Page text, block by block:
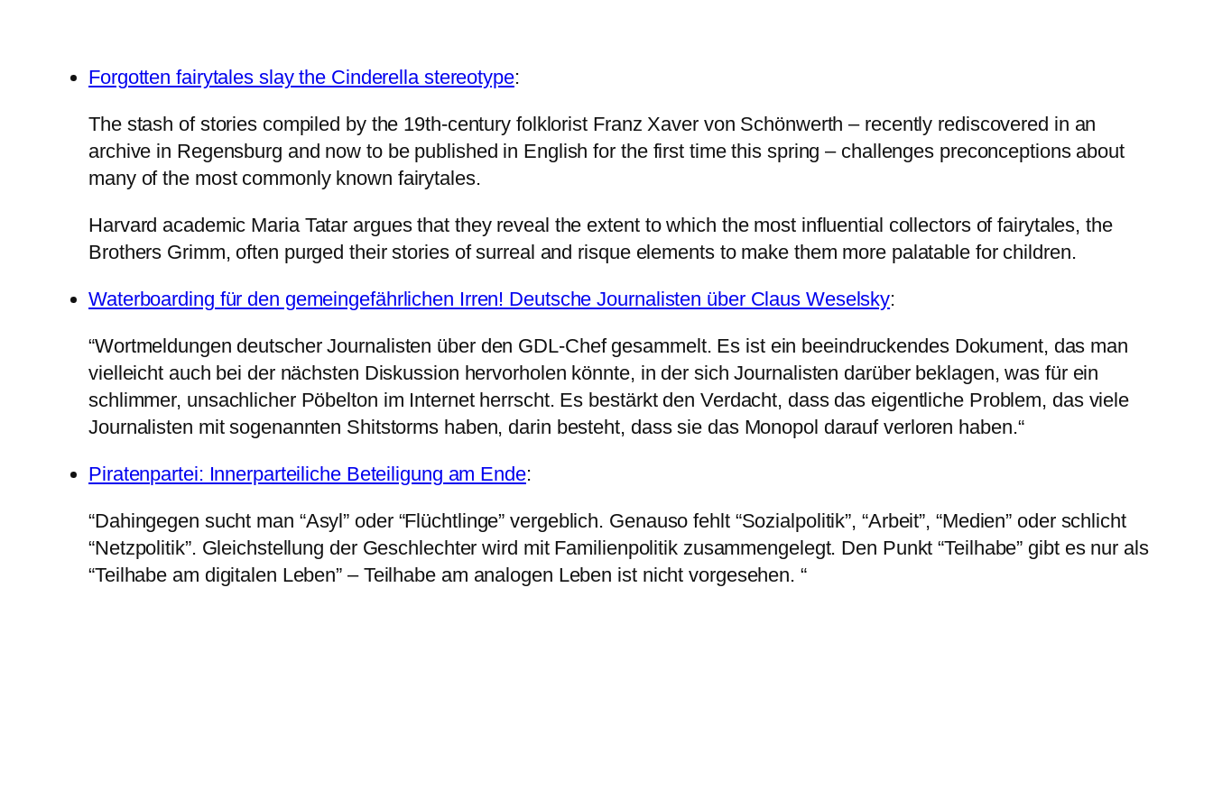
Forgotten fairytales slay the Cinderella stereotype:
The stash of stories compiled by the 19th-century folklorist Franz Xaver von Schönwerth – recently rediscovered in an
archive in Regensburg and now to be published in English for the first time this spring – challenges preconceptions about
many of the most commonly known fairytales.
Harvard academic Maria Tatar argues that they reveal the extent to which the most influential collectors of fairytales, the
Brothers Grimm, often purged their stories of surreal and risque elements to make them more palatable for children.
Waterboarding für den gemeingefährlichen Irren! Deutsche Journalisten über Claus Weselsky:
“Wortmeldungen deutscher Journalisten über den GDL-Chef gesammelt. Es ist ein beeindruckendes Dokument, das man
vielleicht auch bei der nächsten Diskussion hervorholen könnte, in der sich Journalisten darüber beklagen, was für ein
schlimmer, unsachlicher Pöbelton im Internet herrscht. Es bestärkt den Verdacht, dass das eigentliche Problem, das viele
Journalisten mit sogenannten Shitstorms haben, darin besteht, dass sie das Monopol darauf verloren haben.“
Piratenpartei: Innerparteiliche Beteiligung am Ende:
“Dahingegen sucht man “Asyl” oder “Flüchtlinge” vergeblich. Genauso fehlt “Sozialpolitik”, “Arbeit”, “Medien” oder schlicht
“Netzpolitik”. Gleichstellung der Geschlechter wird mit Familienpolitik zusammengelegt. Den Punkt “Teilhabe” gibt es nur als
“Teilhabe am digitalen Leben” – Teilhabe am analogen Leben ist nicht vorgesehen. “